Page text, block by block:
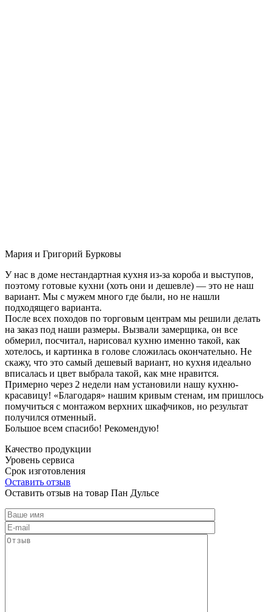
Мария и Григорий Бурковы
У нас в доме нестандартная кухня из-за короба и выступов,
поэтому готовые кухни (хоть они и дешевле) — это не наш
вариант. Мы с мужем много где были, но не нашли
подходящего варианта.
После всех походов по торговым центрам мы решили делать
на заказ под наши размеры. Вызвали замерщика, он все
обмерил, посчитал, нарисовал кухню именно такой, как
хотелось, и картинка в голове сложилась окончательно. Не
скажу, что это самый дешевый вариант, но кухня идеально
вписалась и цвет выбрала такой, как мне нравится.
Примерно через 2 недели нам установили нашу кухню-
красавицу! «Благодаря» нашим кривым стенам, им пришлось
помучиться с монтажом верхних шкафчиков, но результат
получился отменный.
Большое всем спасибо! Рекомендую!
Качество продукции
Уровень сервиса
Срок изготовления
Оставить отзыв
Оставить отзыв на товар Пан Дульсе